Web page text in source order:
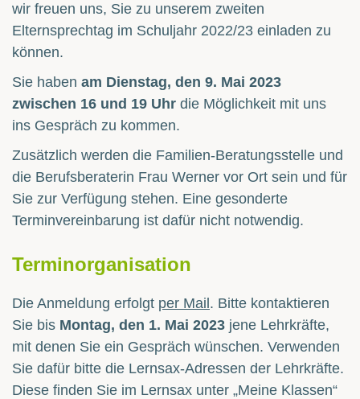
wir freuen uns, Sie zu unserem zweiten
Elternsprechtag im Schuljahr 2022/23 einladen zu
können.
Sie haben am Dienstag, den 9. Mai 2023
zwischen 16 und 19 Uhr die Möglichkeit mit uns
ins Gespräch zu kommen.
Zusätzlich werden die Familien-Beratungsstelle und
die Berufsberaterin Frau Werner vor Ort sein und für
Sie zur Verfügung stehen. Eine gesonderte
Terminvereinbarung ist dafür nicht notwendig.
Terminorganisation
Die Anmeldung erfolgt per Mail . Bitte kontaktieren
Sie bis Montag, den 1. Mai 2023 jene Lehrkräfte,
mit denen Sie ein Gespräch wünschen. Verwenden
Sie dafür bitte die Lernsax-Adressen der Lehrkräfte.
Diese finden Sie im Lernsax unter „Meine Klassen“